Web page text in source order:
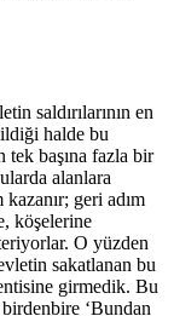
saldırılarının en
halde bu
tek başına fazla bir
alanlara
geri adım
köşelerine
O yüzden
sakatlanan bu
girmedik. Bu
‘Bundan